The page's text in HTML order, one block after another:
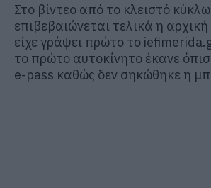
Στο βίντεο από το κλειστό
επιβεβαιώνεται τελικά η
είχε γράψει πρώτο το
το πρώτο αυτοκίνητο έκανε
e-pass καθώς δεν σηκώθηκε η